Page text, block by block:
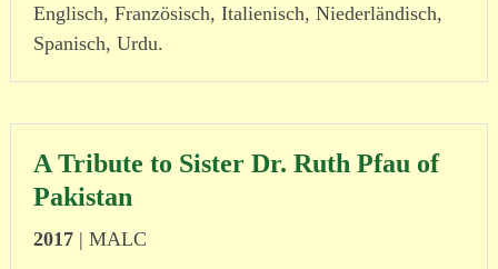
Englisch, Französisch, Italienisch, Niederländisch,
Spanisch, Urdu.
A Tribute to Sister Dr. Ruth Pfau of
Pakistan
2017| MALC